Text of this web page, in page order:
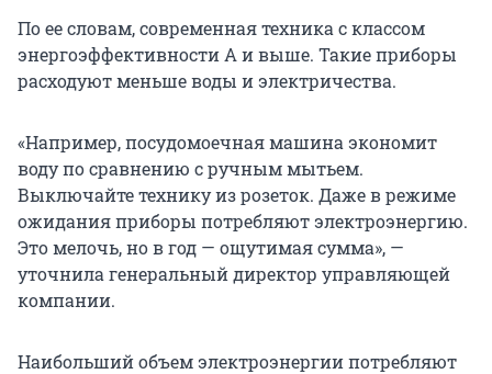
По ее словам, современная техника с классом
энергоэффективности A и выше. Такие приборы
расходуют меньше воды и электричества.
«Например, посудомоечная машина экономит
воду по сравнению с ручным мытьем.
Выключайте технику из розеток. Даже в режиме
ожидания приборы потребляют электроэнергию.
Это мелочь, но в год — ощутимая сумма», —
уточнила генеральный директор управляющей
компании.
Наибольший объем электроэнергии потребляют